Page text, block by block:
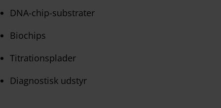
DNA-chip-substrater
Biochips
Titrationsplader
Diagnostisk udstyr